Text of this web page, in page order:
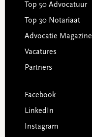
Top 50 Advocatuur
Top 30 Notariaat
Advocatie Magazine
Vacatures
Partners
Facebook
LinkedIn
Instagram